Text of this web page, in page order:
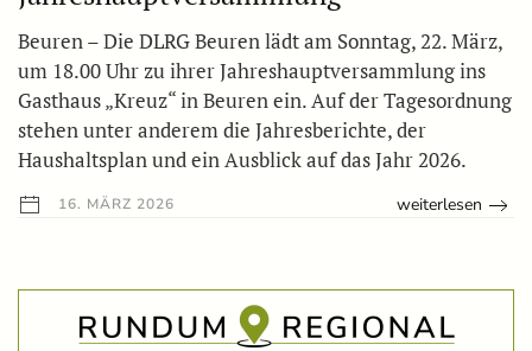
Beuren – Die DLRG Beuren lädt am Sonntag, 22. März,
um 18.00 Uhr zu ihrer Jahreshauptversammlung ins
Gasthaus „Kreuz“ in Beuren ein. Auf der Tagesordnung
stehen unter anderem die Jahresberichte, der
Haushaltsplan und ein Ausblick auf das Jahr 2026.
16. MÄRZ 2026 weiterlesen